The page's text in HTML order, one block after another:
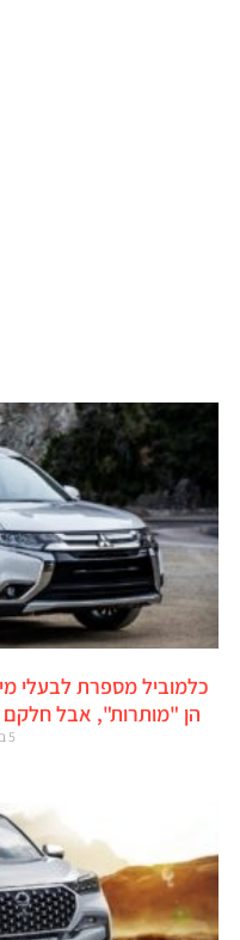
כלמוביל מספרת לבעלי
הן "מותרות", אבל חלקם
5 באוגוסט 2026